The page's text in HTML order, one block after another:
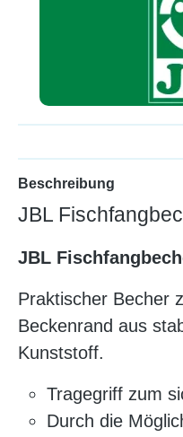
Beschreibung
JBL
JBL
Praktischer Becher
Beckenrand aus
Kunststoff.
Tragegriff zum
Durch die